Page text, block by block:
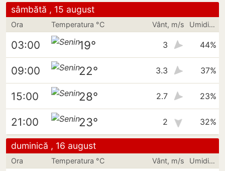
sâmbătă , 15 august
Ora Temperatura °C Vânt, m/s Umiditate
03:00 19° 3 44%
09:00 22° 3.3 37%
15:00 28° 2.7 23%
21:00 23° 2 32%
duminică , 16 august
Ora Temperatura °C Vânt, m/s Umiditate